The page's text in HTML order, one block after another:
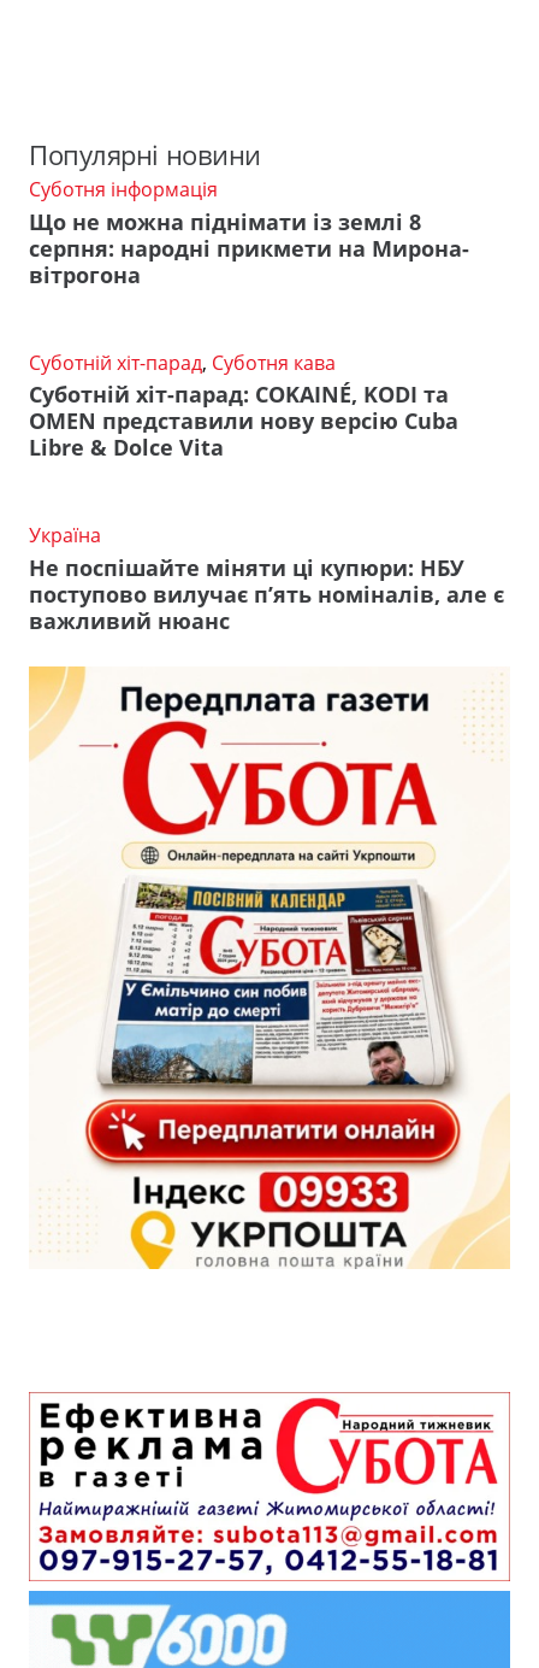
Популярні новини
Суботня інформація
Що не можна піднімати із землі 8
серпня: народні прикмети на Мирона-
вітрогона
Суботній хіт-парад, Суботня кава
Суботній хіт-парад: COKAINÉ, KODI та
OMEN представили нову версію Cuba
Libre & Dolce Vita
Україна
Не поспішайте міняти ці купюри: НБУ
поступово вилучає п’ять номіналів, але є
важливий нюанс